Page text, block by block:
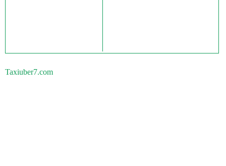
Taxiuber7.com